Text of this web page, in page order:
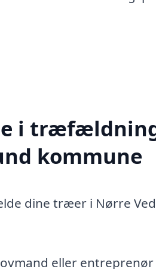
i
kommune
dine træer i Nørre
eller entreprenør